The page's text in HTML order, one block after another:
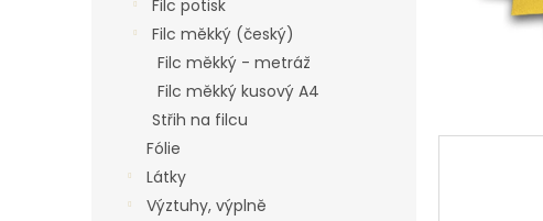
Filc potisk
Filc měkký (český)
Filc měkký - metráž
Filc měkký kusový A4
Střih na filcu
Fólie
Látky
Výztuhy, výplně